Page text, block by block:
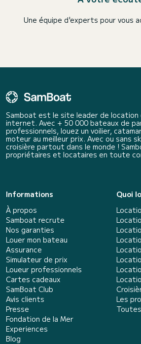
Une équipe d'experts pour vous
Samboat est le site leader de
internet. Avec + 50 000 bateaux de
professionnels, louez un voilier,
moteur au meilleur prix. Avec ou sans
croisière partout dans le monde !
propriétaires et locataires en toute
Informations
À propos
Samboat recrute
Nos garanties
Louer mon bateau
Assurance
Simulateur de prix
Loueur professionnels
Cartes cadeaux
SamBoat Club
Avis clients
Presse
Fondation de la Mer
Experiences
Blog
Quoi
Les